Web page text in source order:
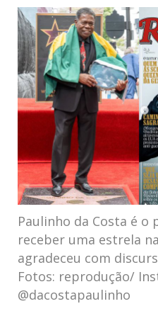
Paulinho da Costa é
receber uma estrela
agradeceu com
Fotos: reprodução/
@dacostapaulinho